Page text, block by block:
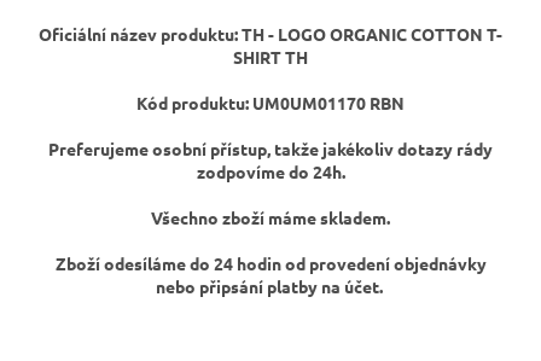
Oficiální název produktu: TH - LOGO ORGANIC COTTON T-
SHIRT TH
Kód produktu: UM0UM01170 RBN
Preferujeme osobní přístup, takže jakékoliv dotazy rády
zodpovíme do 24h.
Všechno zboží máme skladem.
Zboží odesíláme do 24 hodin od provedení objednávky
nebo připsání platby na účet.